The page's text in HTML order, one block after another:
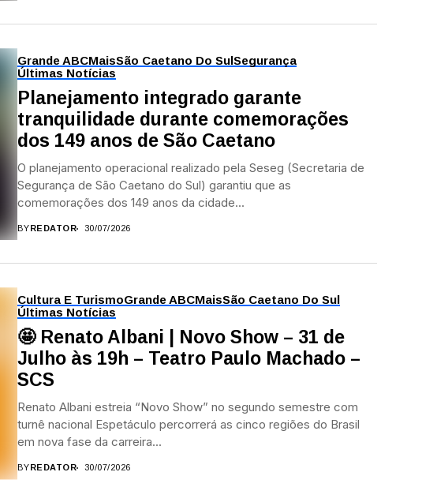
Grande ABCMaisSão Caetano Do SulSegurança
Últimas Notícias
Planejamento integrado garante
tranquilidade durante comemorações
dos 149 anos de São Caetano
O planejamento operacional realizado pela Seseg (Secretaria de
Segurança de São Caetano do Sul) garantiu que as
comemorações dos 149 anos da cidade...
BY REDATOR 30/07/2026
Cultura E TurismoGrande ABCMaisSão Caetano Do Sul
Últimas Notícias
🤩 Renato Albani | Novo Show – 31 de
Julho às 19h – Teatro Paulo Machado –
SCS
Renato Albani estreia “Novo Show” no segundo semestre com
turnê nacional Espetáculo percorrerá as cinco regiões do Brasil
em nova fase da carreira...
BY REDATOR 30/07/2026